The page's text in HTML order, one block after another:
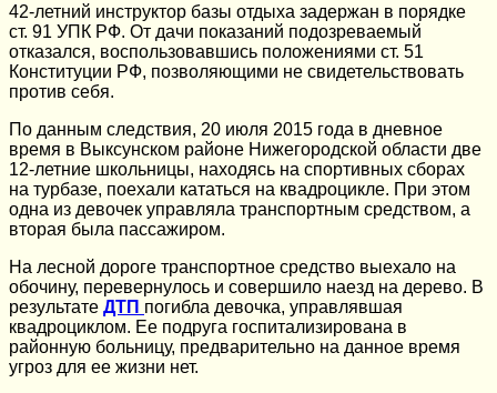
42-летний инструктор базы отдыха задержан в порядке
ст. 91 УПК РФ. От дачи показаний подозреваемый
отказался, воспользовавшись положениями ст. 51
Конституции РФ, позволяющими не свидетельствовать
против себя.
По данным следствия, 20 июля 2015 года в дневное
время в Выксунском районе Нижегородской области две
12-летние школьницы, находясь на спортивных сборах
на турбазе, поехали кататься на квадроцикле. При этом
одна из девочек управляла транспортным средством, а
вторая была пассажиром.
На лесной дороге транспортное средство выехало на
обочину, перевернулось и совершило наезд на дерево. В
результате ДТП погибла девочка, управлявшая
квадроциклом. Ее подруга госпитализирована в
районную больницу, предварительно на данное время
угроз для ее жизни нет.